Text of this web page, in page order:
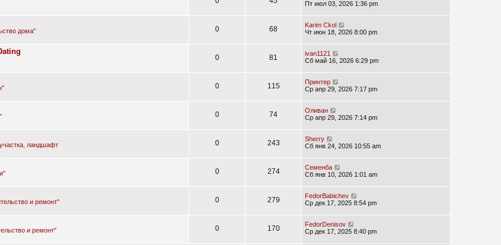
Пт июл 03, 2026 1:36 pm
дома" 0 68
Karim Ckol
Чт июн 18, 2026 8:00 pm
0 81
ivan1121
Сб май 16, 2026 6:29 pm
0 115
Принтер
Ср апр 29, 2026 7:17 pm
0 74
Оливан
Ср апр 29, 2026 7:14 pm
ландшафт 0 243
Sherry
Сб янв 24, 2026 10:55 am
0 274
Семенба
Сб янв 10, 2026 1:01 am
и ремонт" 0 279
FedorBabichev
Ср дек 17, 2025 8:54 pm
и ремонт" 0 170
FedorDenisov
Ср дек 17, 2025 8:40 pm